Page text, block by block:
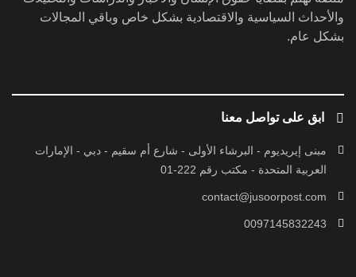
والأحداث السياسية والاقتصادية بشكل خاص وباقي المجالات
بشكل عام.
ابق على تواصل معنا
مبنى إيريديوم - البرشاء الأولى - شارع أم سقيم - دبي - الإمارات
العربية المتحدة - مكتب رقم 222-01
contact@jusoorpost.com
0097145832243